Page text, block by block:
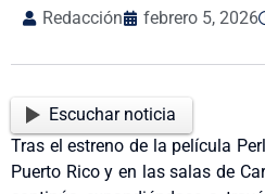
Redacción febrero 5, 2026
Escuchar noticia
Tras el estreno de la película
Puerto Rico y en las salas de